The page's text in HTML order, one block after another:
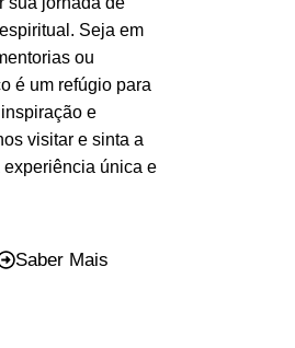
Seja em
ou
é um refúgio para
e
visitar e sinta a
única e
Saber Mais